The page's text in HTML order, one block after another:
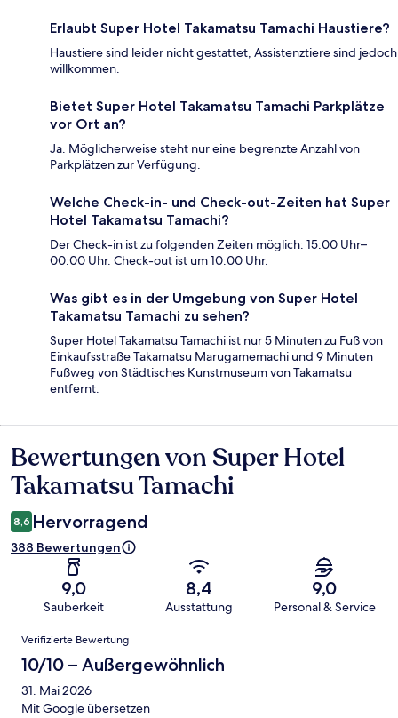
Erlaubt Super Hotel Takamatsu Tamachi Haustiere?
Haustiere sind leider nicht gestattet, Assistenztiere sind jedoch
willkommen.
Bietet Super Hotel Takamatsu Tamachi Parkplätze
vor Ort an?
Ja. Möglicherweise steht nur eine begrenzte Anzahl von
Parkplätzen zur Verfügung.
Welche Check-in- und Check-out-Zeiten hat Super
Hotel Takamatsu Tamachi?
Der Check-in ist zu folgenden Zeiten möglich: 15:00 Uhr–
00:00 Uhr. Check-out ist um 10:00 Uhr.
Was gibt es in der Umgebung von Super Hotel
Takamatsu Tamachi zu sehen?
Super Hotel Takamatsu Tamachi ist nur 5 Minuten zu Fuß von
Einkaufsstraße Takamatsu Marugamemachi und 9 Minuten
Fußweg von Städtisches Kunstmuseum von Takamatsu
entfernt.
Bewertungen
Bewertungen von Super Hotel
Takamatsu Tamachi
8,6 Hervorragend
388 Bewertungen
9,0
Sauberkeit
8,4
Ausstattung
9,0
Personal & Service
Bewertungen
Verifizierte Bewertung
10/10 – Außergewöhnlich
31. Mai 2026
Mit Google übersetzen